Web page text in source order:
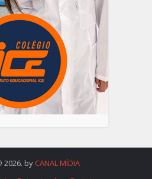
2026. by CANAL MÍDIA